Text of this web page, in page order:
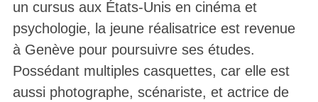
un cursus aux États-Unis en cinéma et
psychologie, la jeune réalisatrice est revenue
à Genève pour poursuivre ses études.
Possédant multiples casquettes, car elle est
aussi photographe, scénariste, et actrice de